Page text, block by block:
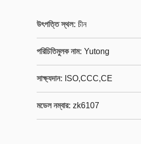
উৎপত্তি স্থল: চীন
পরিচিতিমুলক নাম: Yutong
সাক্ষ্যদান: ISO,CCC,CE
মডেল নম্বার: zk6107